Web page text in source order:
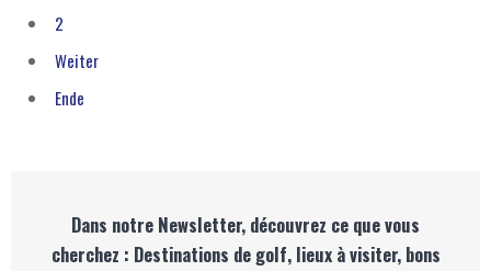
2
Weiter
Ende
Dans notre Newsletter, découvrez ce que vous
cherchez : Destinations de golf, lieux à visiter, bons